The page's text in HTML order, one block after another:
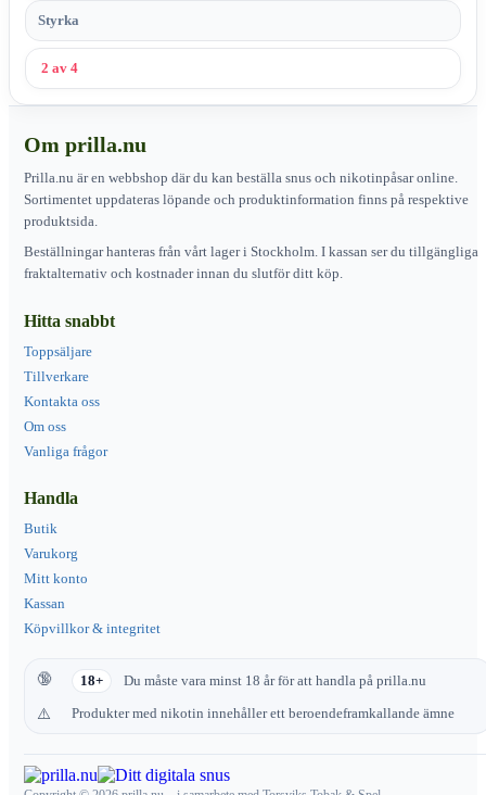
Styrka
2 av 4
Om prilla.nu
Prilla.nu är en webbshop där du kan beställa snus och nikotinpåsar online.
Sortimentet uppdateras löpande och produktinformation finns på respektive
produktsida.
Beställningar hanteras från vårt lager i Stockholm. I kassan ser du tillgängliga
fraktalternativ och kostnader innan du slutför ditt köp.
Hitta snabbt
Toppsäljare
Tillverkare
Kontakta oss
Om oss
Vanliga frågor
Handla
Butik
Varukorg
Mitt konto
Kassan
Köpvillkor & integritet
18+ Du måste vara minst 18 år för att handla på prilla.nu
Produkter med nikotin innehåller ett beroendeframkallande ämne